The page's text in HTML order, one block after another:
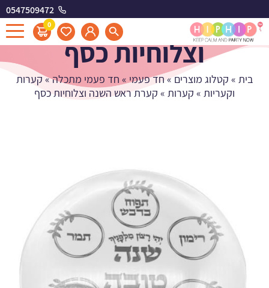
0547509472
0
קערת ראש השנה
וצלוחיות כסף
בית » קטלוג מוצרים » חד פעמי » חד פעמי מתכלה»קערות
וקעריות » קערות » קערת ראש השנה וצלוחיות כסף